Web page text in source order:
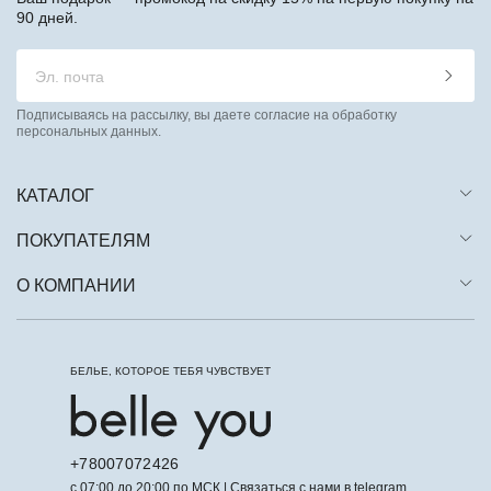
КАТАЛОГ
ПОКУПАТЕЛЯМ
О КОМПАНИИ
90 дней.
Подписываясь на рассылку, вы даете согласие на обработку
персональных данных.
БЕЛЬЕ, КОТОРОЕ ТЕБЯ ЧУВСТВУЕТ
+78007072426